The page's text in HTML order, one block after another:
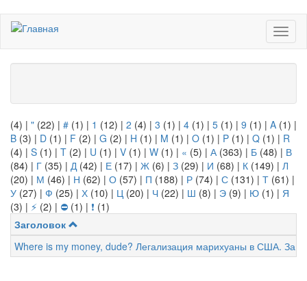
Перейти
основному
содержанию
(4) | " (22) | # (1) | 1 (12) | 2 (4) | 3 (1) | 4 (1) | 5 (1) | 9 (1) | A (1) |
B (3) | D (1) | F (2) | G (2) | H (1) | M (1) | O (1) | P (1) | Q (1) | R
(4) | S (1) | T (2) | U (1) | V (1) | W (1) | « (5) | А(363) | Б (48) | В
(84) | Г (35) | Д(42) | Е (17) | Ж (6) | З (29) | И (68) | К (149) | Л
(20) | М (46) | Н (62) | О (57) | П (188) | Р (74) | С (131) | Т (61) |
У (27) | Ф (25) | Х (10) | Ц (20) | Ч (22) | Ш (8) | Э (9) | Ю (1) | Я
(3) | ⚡ (2) | ⛔ (1) | ❗ (1)
Заголовок
Where is my money, dude? Легализация марихуаны в США. За и